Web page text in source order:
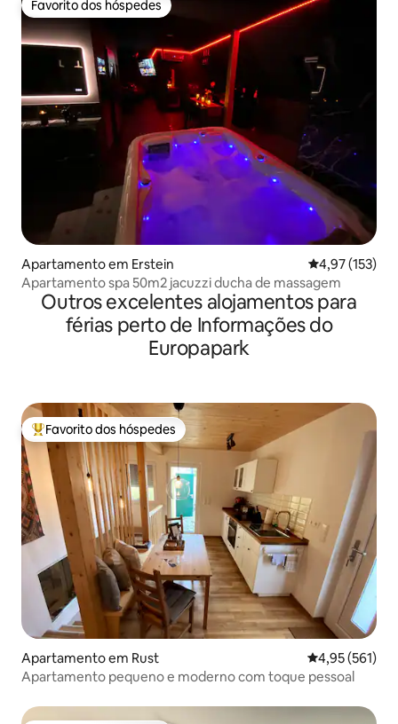
Favorito dos hóspedes
Favorito dos hóspedes
Apartamento em Erstein Classificação
4,97 (153)
Apartamento spa 50m2 jacuzzi ducha de massagem
Outros excelentes alojamentos para
férias perto de Informações do
Europapark
Favoritos dos hóspedes mais apreciados
Favorito dos hóspedes
Apartamento em Rust Classificação
4,95 (561)
Apartamento pequeno e moderno com toque pessoal